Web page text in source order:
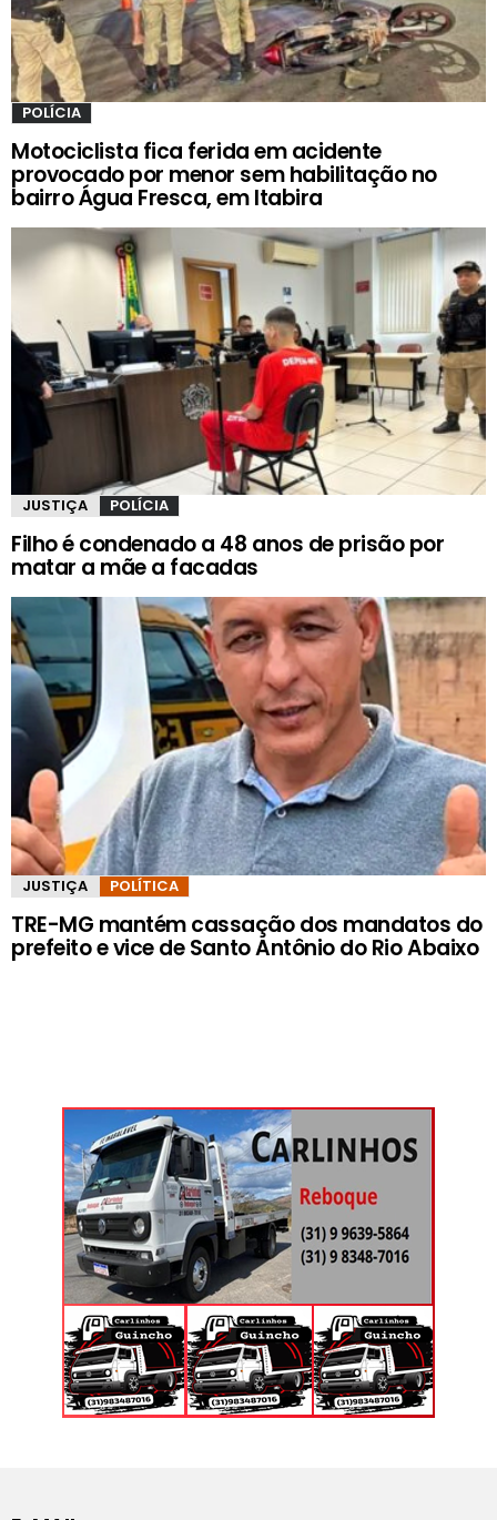
POLÍCIA
Motociclista fica ferida em acidente
provocado por menor sem habilitação no
bairro Água Fresca, em Itabira
JUSTIÇA POLÍCIA
Filho é condenado a 48 anos de prisão por
matar a mãe a facadas
JUSTIÇA POLÍTICA
TRE-MG mantém cassação dos mandatos do
prefeito e vice de Santo Antônio do Rio Abaixo